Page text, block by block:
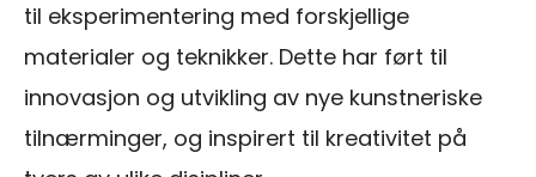
til eksperimentering med forskjellige
materialer og teknikker. Dette har ført til
innovasjon og utvikling av nye kunstneriske
tilnærminger, og inspirert til kreativitet på